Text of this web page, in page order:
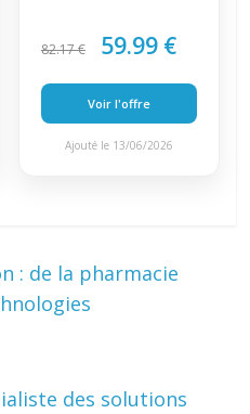
82.17 € 59.99 €
Voir l'offre
Ajouté le 13/06/2026
: de la pharmacie
des solutions